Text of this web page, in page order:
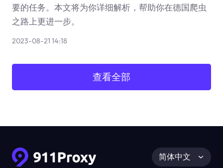
要的任务。本文将为你详细解析，帮助你在德国爬虫
之路上更进一步。
2023-08-21 14:18
查看全部
简体中文